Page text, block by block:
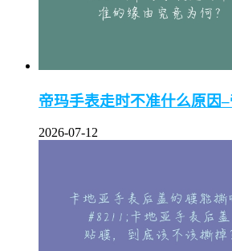
帝玛手表走时不准什么原因
2026-07-12